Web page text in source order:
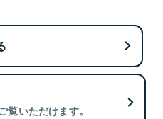
覧いただけます。